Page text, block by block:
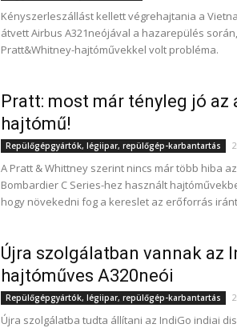
Kényszerleszállást kellett végrehajtania a
átvett Airbus A321neójával a hazarepülés
Pratt&Whitney-hajtóművekkel volt probléma.
Pratt: most már tényleg jó az
hajtómű!
Repülőgépgyártók, légiipar, repülőgép-karbantartás
A Pratt & Whittney szerint nincs már több hiba
Bombardier C Series-hez használt
hogy növekedni fog a kereslet az erőforrás
Újra szolgálatban vannak az
hajtóműves A320neói
Repülőgépgyártók, légiipar, repülőgép-karbantartás
Újra szolgálatba tudta állítani az IndiGo indiai